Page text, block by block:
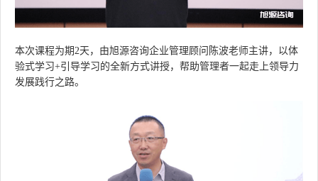
本次课程为期 2天， 由旭源咨询企业管理顾问陈波老师主讲，以体
验式学习+引导学习的全新方式讲授，帮助管理者一起走上领导力
发展践行之路。